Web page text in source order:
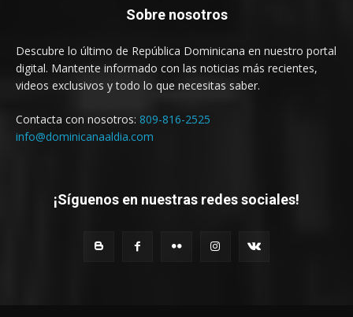
Sobre nosotros
Descubre lo último de República Dominicana en nuestro portal
digital. Mantente informado con las noticias más recientes,
videos exclusivos y todo lo que necesitas saber.
Contacta con nosotros: 809-816-2525
info@dominicanaaldia.com
¡Síguenos en nuestras redes sociales!